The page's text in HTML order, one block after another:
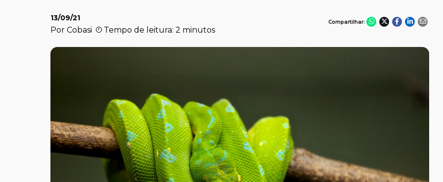
13/09/21
Por Cobasi Tempo de leitura: 2 minutos
Compartilhar: